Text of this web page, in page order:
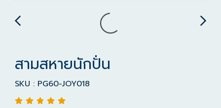
สามสหายนักปั่น
SKU : PG60-JOY018